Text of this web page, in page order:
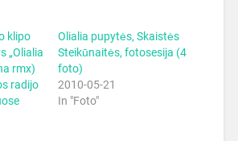
klipo
„Olialia
rmx)
radijo
Olialia pupytės, Skaistės
Steikūnaitės, fotosesija (4
foto)
2010-05-21
In "Foto"